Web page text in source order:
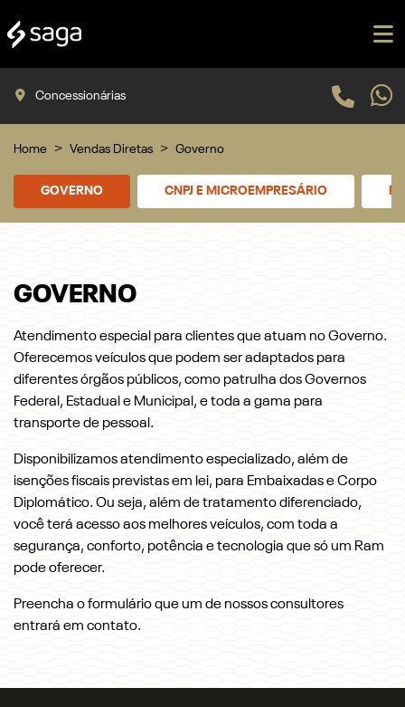
Concessionárias
Home Vendas Diretas Governo
CNPJ E MICROEMPRESÁRIO
GOVERNO
GOVERNO
Atendimento especial para clientes que atuam no Governo.
Oferecemos veículos que podem ser adaptados para
diferentes órgãos públicos, como patrulha dos Governos
Federal, Estadual e Municipal, e toda a gama para
transporte de pessoal.
Disponibilizamos atendimento especializado, além de
isenções fiscais previstas em lei, para Embaixadas e Corpo
Diplomático. Ou seja, além de tratamento diferenciado,
você terá acesso aos melhores veículos, com toda a
segurança, conforto, potência e tecnologia que só um Ram
pode oferecer.
Preencha o formulário que um de nossos consultores
entrará em contato.